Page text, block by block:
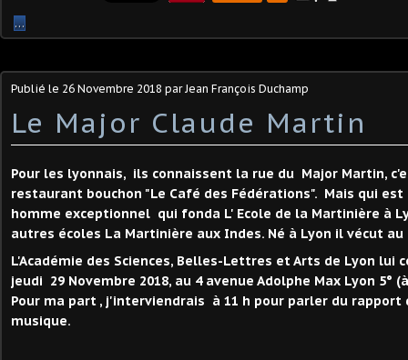
…
Publié le 26 Novembre 2018 par Jean François Duchamp
Le Major Claude Martin
Pour les lyonnais, ils connaissent la rue du Major Martin,
restaurant bouchon "Le Café des Fédérations". Mais qui est
homme exceptionnel qui fonda L' Ecole de la Martinière à
autres écoles La Martinière aux Indes. Né à Lyon il vécut
L'Académie des Sciences, Belles-Lettres et Arts de Lyon lui
jeudi 29 Novembre 2018, au 4 avenue Adolphe Max Lyon 5°
Pour ma part , j'interviendrais à 11 h pour parler du rapport
musique.